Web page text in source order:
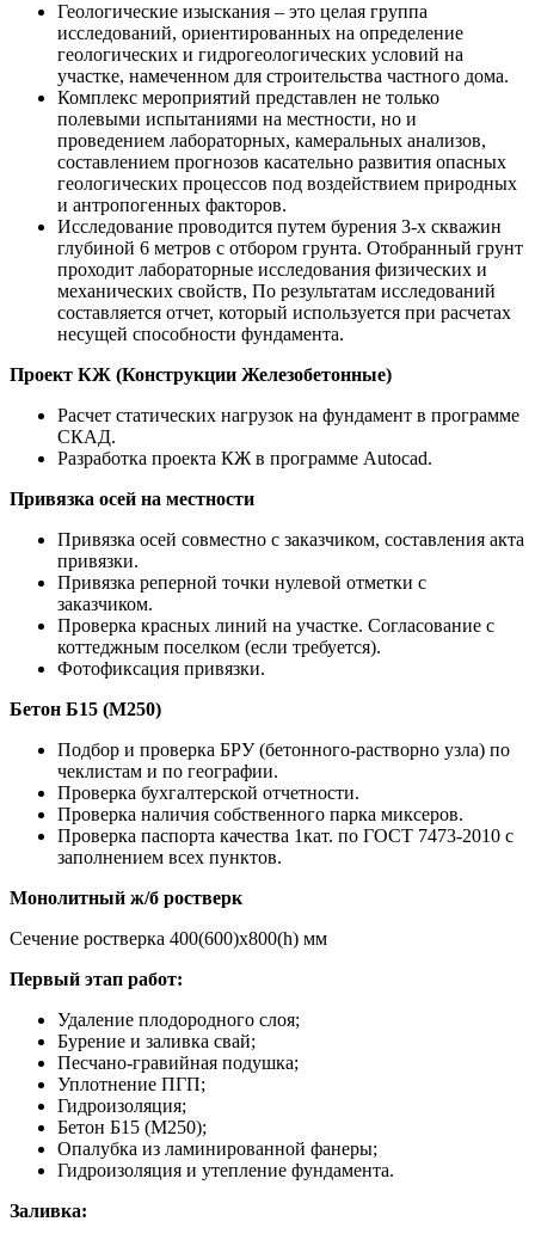
Геологические изыскания – это целая группа
исследований, ориентированных на определение
геологических и гидрогеологических условий на
участке, намеченном для строительства частного дома.
Комплекс мероприятий представлен не только
полевыми испытаниями на местности, но и
проведением лабораторных, камеральных анализов,
составлением прогнозов касательно развития опасных
геологических процессов под воздействием природных
и антропогенных факторов.
Исследование проводится путем бурения 3-х скважин
глубиной 6 метров с отбором грунта. Отобранный грунт
проходит лабораторные исследования физических и
механических свойств, По результатам исследований
составляется отчет, который используется при расчетах
несущей способности фундамента.
Проект КЖ (Конструкции Железобетонные)
Расчет статических нагрузок на фундамент в программе
СКАД.
Разработка проекта КЖ в программе Autocad.
Привязка осей на местности
Привязка осей совместно с заказчиком, составления акта
привязки.
Привязка реперной точки нулевой отметки с
заказчиком.
Проверка красных линий на участке. Согласование с
коттеджным поселком (если требуется).
Фотофиксация привязки.
Бетон Б15 (М250)
Подбор и проверка БРУ (бетонного-растворно узла) по
чеклистам и по географии.
Проверка бухгалтерской отчетности.
Проверка наличия собственного парка миксеров.
Проверка паспорта качества 1кат. по ГОСТ 7473-2010 с
заполнением всех пунктов.
Монолитный ж/б ростверк
Сечение ростверка 400(600)х800(h) мм
Первый этап работ:
Удаление плодородного слоя;
Бурение и заливка свай;
Песчано-гравийная подушка;
Уплотнение ПГП;
Гидроизоляция;
Бетон Б15 (М250);
Опалубка из ламинированной фанеры;
Гидроизоляция и утепление фундамента.
Заливка: